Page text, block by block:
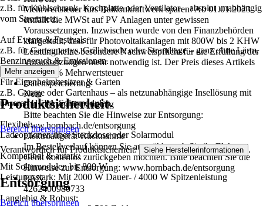
Mehrwertsteuer fürs Balkonkraftwerk sparen! Ab 01.01.2023
entfällt die MWSt auf PV Anlagen unter gewissen
Voraussetzungen. Inzwischen wurde von den Finanzbehörden
klargestellt, dass für Photovoltaikanlagen mit 800W bis 2 KHW
Leistung keine besondere Nachweispflicht für die Erfüllung der
Voraussetzungen mehr notwendig ist. Der Preis dieses Artikels
enthält 0% Mehrwertsteuer
Datenspeicherung
Nein
Hinweis zur Entsorgung
Bitte beachten Sie die Hinweise zur Entsorgung:
www.hornbach.de/entsorgung
Elektroaltgerät-Rücknahme
Im Bestellverlauf können Sie auswählen, ob Sie ihr Elektro-
Gerät kostenlos zurückgeben möchten. Bitte beachten Sie die
Hinweise zur Entsorgung: www.hornbach.de/entsorgung
EAN
4262400980733
z.B. für Kühlschrank, Kochplatte oder Ventilator – absolut unabhängig
vom Stromnetz.
Auf Events & Festivals
z.B. für Gartenpartys, Grillabende oder Strandtage – ganz ohne Lärm,
Benzingeruch & Emissionen.
Für Eigenheimbesitzer & Garten
z.B. Garage oder Gartenhaus – als netzunabhängige Insellösung mit
unseren HEPA-Solarmodulen.
Flexibel:
Ladeoptionen über Steckdose oder Solarmodul
Kompatibel & autark:
Mit Solarmodulen bis 800 W
Leistungsstark: Mit 2000 W Dauer- / 4000 W Spitzenleistung
Langlebig & Robust:
Mehr anzeigen
Produktsicherheit
Bereich überspringen
Verantwortlich für Produktsicherheit: Siehe Herstellerinformationen .
Entsorgung
Bereich überspringen